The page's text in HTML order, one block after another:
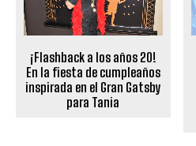
¡Flashback a los años 20!
En la fiesta de cumpleaños
inspirada en el Gran Gatsby
para Tania